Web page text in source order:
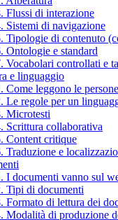
Flussi di interazione
Sistemi di navigazione
Tipologie di contenuto
Ontologie e standard
Vocabolari controllati e
e linguaggio
Come leggono le
Le regole per un
Microtesti
Scrittura collaborativa
Content critique
Traduzione e
I documenti vanno sul
Tipi di documenti
Formato di lettura dei
Modalità di produzione